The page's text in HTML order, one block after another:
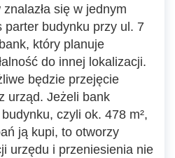
się w jednym
parter budynku przy ul. 7
który planuje
do innej lokalizacji.
będzie przejęcie
urząd. Jeżeli bank
czyli ok. 478 m²,
ją kupi, to otworzy
urzędu i przeniesienia nie